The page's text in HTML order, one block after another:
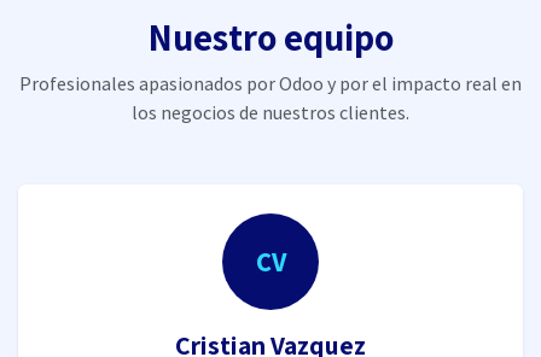
Nuestro equipo
Profesionales apasionados por Odoo y por el impacto real en
los negocios de nuestros clientes.
CV
Cristian Vazquez